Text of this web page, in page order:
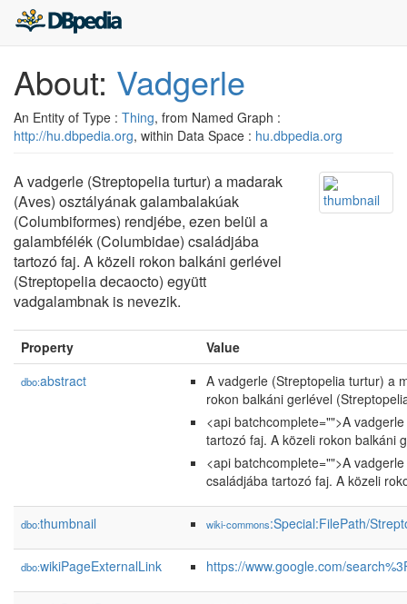
About: Vadgerle
An Entity of Type : Thing, from Named Graph :
http://hu.dbpedia.org, within Data Space : hu.dbpedia.org
A vadgerle (Streptopelia turtur) a madarak
(Aves) osztályának galambalakúak
(Columbiformes) rendjébe, ezen belül a
galambfélék (Columbidae) családjába
tartozó faj. A közeli rokon balkáni gerlével
(Streptopelia decaocto) együtt
vadgalambnak is nevezik.
Property Value
dbo:abstract
A vadgerle (Streptopelia turtur) a
rokon balkáni gerlével
<api batchcomplete="">A
tartozó faj. A közeli rokon balkáni
<api batchcomplete="">A
családjába tartozó faj. A közeli
dbo:thumbnail wiki-commons:Special:FilePath/
dbo:wikiPageExternalLink https://www.google.com/